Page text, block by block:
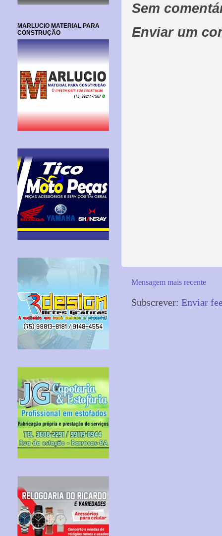
Sem
Enviar um
Mensagem mais recente
Subscrever: Enviar
MARLUCIO MATERIAL PARA
CONSTRUÇÃO